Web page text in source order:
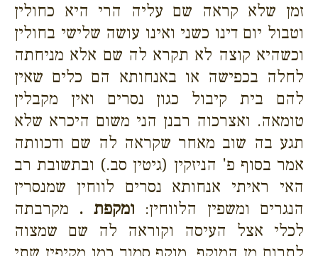
זמן שלא קראה שם עליה הרי היא כחולין
וטבול יום דינו כשני ואינו עושה שלישי בחולין
וכשהיא קוצה לא תקרא לה שם אלא מניחתה
לחלה בכפישה או באנחותא הם כלים שאין
להם בית קיבול כגון נסרים ואין מקבלין
טומאה. ואצרכוה רבנן הני משום היכרא שלא
תגע בה שוב מאחר שקראה לה שם ודכוותה
אמר בסוף פ' הניזקין (גיטין סב.) ובתשובת רב
האי ראיתי אנחותא נסרים לווחין שמנסרין
הנגרים ומשפין הלווחין: ומקפת . מקרבתה
לכלי אצל העיסה וקוראה לה שם שמצוה